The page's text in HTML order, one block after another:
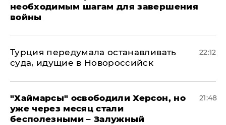
необходимым шагам для завершения
войны
Турция передумала останавливать
суда, идущие в Новороссийск
22:12
"Хаймарсы" освободили Херсон, но
уже через месяц стали
бесполезными – Залужный
21:48